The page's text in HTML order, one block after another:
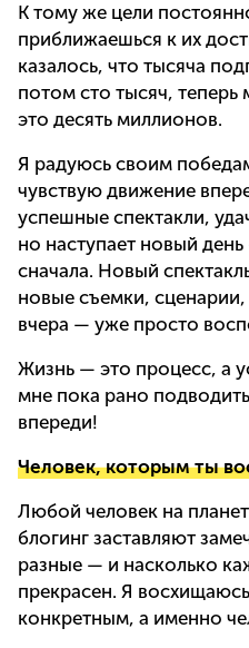
К тому же цели
приближаешься к их
казалось, что тысяча
потом сто тысяч, теперь
это десять миллионов.
Я радуюсь своим
чувствую движение
успешные спектакли,
но наступает новый
сначала. Новый
новые съемки,
вчера — уже просто
Жизнь — это процесс, а
мне пока рано
впереди!
Человек, которым ты
Любой человек на
блогинг заставляют
разные — и насколько
прекрасен. Я
конкретным, а именно